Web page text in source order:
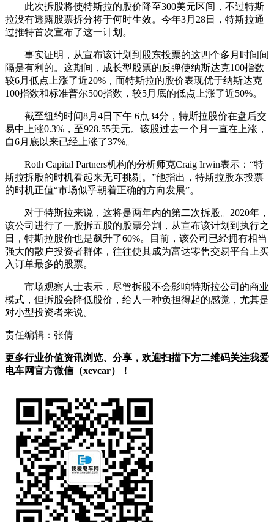
此次拆股将使特斯拉的股价降至300美元区间，不过特斯
拉没有透露股票拆分将于何时生效。今年3月28日，特斯拉通
过推特首次宣布了这一计划。
事实证明，从宣布该计划到股东投票的这四个多月时间间
隔是有利的。这期间，成长型股票的反弹使纳斯达克100指数
较6月低点上涨了近20%，而特斯拉的股价表现优于纳斯达克
100指数和标准普尔500指数，较5月底的低点上涨了近50%。
截至纽约时间8月4日下午 6点34分，特斯拉股价在盘后交
易中上涨0.3%，至928.55美元。该股过去一个月一直在上涨，
自6月底以来已经上涨了37%。
Roth Capital Partners机构的分析师克Craig Irwin表示：“特
斯拉拆股的时机看起来无可挑剔。”他指出，特斯拉股东投票
的时机正值“市场似乎朝着正确的方向发展”。
对于特斯拉来说，这将是两年内的第二次拆股。2020年，
该公司进行了一股拆五股的股票分割，从宣布该计划到执行之
日，特斯拉股价也是飙升了60%。目前，该公司已经拥有相当
强大的散户投资者群体，往往使其成为富达零售交易平台上买
入订单最多的股票。
市场观察人士表示，尽管拆股不会影响特斯拉公司的商业
模式，但拆股会降低股价，给人一种负担得起的感觉，尤其是
对小型投资者来说。
责任编辑：张倩
更多行业价值资讯浏览、分享，欢迎扫描下方二维码关注我爱
电车网官方微信（xevcar）！